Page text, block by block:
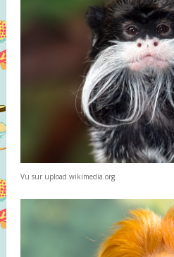
Vu sur upload.wikimedia.org